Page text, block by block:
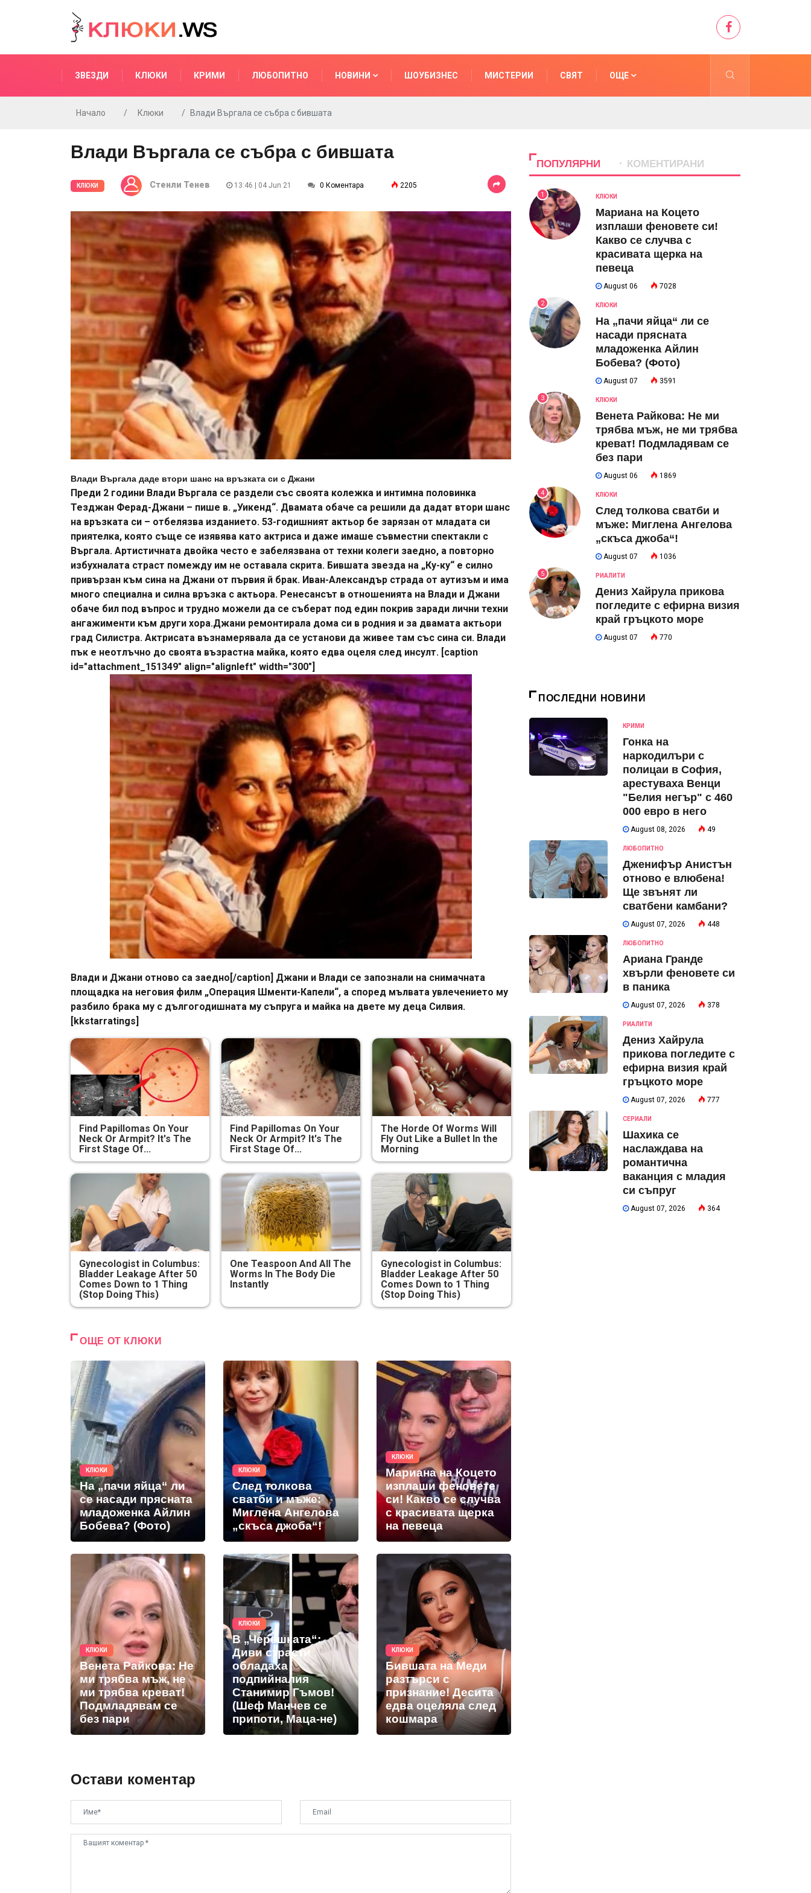
ЗВЕЗДИ КЛЮКИ КРИМИ ЛЮБОПИТНО НОВИНИ ШОУБИЗНЕС МИСТЕРИИ СВЯТ ОЩЕ
Начало Клюки Влади Въргала се събра с бившата
Влади Въргала се събра с бившата
КЛЮКИ Стенли Тенев 13:46 | 04 Jun 21 0 Коментара 2205
Влади Въргала даде втори шанс на връзката си с Джани
Преди 2 години Влади Въргала се раздели със своята колежка и интимна половинка
Тезджан Ферад-Джани – пише в. „Уикенд“. Двамата обаче са решили да дадат втори шанс
на връзката си – отбелязва изданието. 53-годишният актьор бе зарязан от младата си
приятелка, която съще се изявява като актриса и даже имаше съвместни спектакли с
Въргала. Артистичната двойка често е забелязвана от техни колеги заедно, а повторно
избухналата страст помежду им не оставала скрита. Бившата звезда на „Ку-ку“ е силно
привързан към сина на Джани от първия й брак. Иван-Александър страда от аутизъм и има
много специална и силна връзка с актьора. Ренесансът в отношенията на Влади и Джани
обаче бил под въпрос и трудно можели да се съберат под един покрив заради лични техни
ангажименти към други хора.Джани ремонтирала дома си в родния и за двамата актьори
град Силистра. Актрисата възнамерявала да се установи да живее там със сина си. Влади
пък е неотлъчно до своята възрастна майка, която едва оцеля след инсулт. [caption
id="attachment_151349" align="alignleft" width="300"]
Влади и Джани отново са заедно[/caption] Джани и Влади се запознали на снимачната
площадка на неговия филм „Операция Шменти-Капели“, а според мълвата увлечението му
разбило брака му с дългогодишната му съпруга и майка на двете му деца Силвия.
[kkstarratings]
Find Papillomas On Your
Neck Or Armpit? It's The
First Stage Of...
Find Papillomas On Your
Neck Or Armpit? It's The
First Stage Of...
The Horde Of Worms Will
Fly Out Like a Bullet In the
Morning
Gynecologist in Columbus:
Bladder Leakage After 50
Comes Down to 1 Thing
(Stop Doing This)
One Teaspoon And All The
Worms In The Body Die
Instantly
Gynecologist in Columbus:
Bladder Leakage After 50
Comes Down to 1 Thing
(Stop Doing This)
ОЩЕ ОТ КЛЮКИ
КЛЮКИ
На „пачи яйца“ ли
се насади прясната
младоженка Айлин
Бобева? (Фото)
КЛЮКИ
След толкова
сватби и мъже:
Миглена Ангелова
„скъса джоба“!
КЛЮКИ
Мариана на Коцето
изплаши феновете
си! Какво се случва
с красивата щерка
на певеца
КЛЮКИ
Венета Райкова: Не
ми трябва мъж, не
ми трябва креват!
Подмладявам се
без пари
КЛЮКИ
В „Черешката“:
Диви страсти
обладаха
подпийналия
Станимир Гъмов!
(Шеф Манчев се
припоти, Маца-не)
КЛЮКИ
Бившата на Меди
разтърси с
признание! Десита
едва оцеляла след
кошмара
Остави коментар
ПОПУЛЯРНИ КОМЕНТИРАНИ
1 КЛЮКИ
Мариана на Коцето
изплаши феновете си!
Какво се случва с
красивата щерка на
певеца
August 06 7028
2 КЛЮКИ
На „пачи яйца“ ли се
насади прясната
младоженка Айлин
Бобева? (Фото)
August 07 3591
3 КЛЮКИ
Венета Райкова: Не ми
трябва мъж, не ми трябва
креват! Подмладявам се
без пари
August 06 1869
4 КЛЮКИ
След толкова сватби и
мъже: Миглена Ангелова
„скъса джоба“!
August 07 1036
5 РИАЛИТИ
Дениз Хайрула прикова
погледите с ефирна визия
край гръцкото море
August 07 770
ПОСЛЕДНИ НОВИНИ
КРИМИ
Гонка на
наркодилъри с
полицаи в София,
арестуваха Венци
"Белия негър" с 460
000 евро в него
August 08, 2026 49
ЛЮБОПИТНО
Дженифър Анистън
отново е влюбена!
Ще звънят ли
сватбени камбани?
August 07, 2026 448
ЛЮБОПИТНО
Ариана Гранде
хвърли феновете си
в паника
August 07, 2026 378
РИАЛИТИ
Дениз Хайрула
прикова погледите с
ефирна визия край
гръцкото море
August 07, 2026 777
СЕРИАЛИ
Шахика се
наслаждава на
романтична
ваканция с младия
си съпруг
August 07, 2026 364